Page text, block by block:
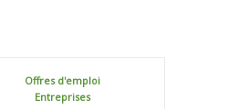
Offres d'emploi
Entreprises